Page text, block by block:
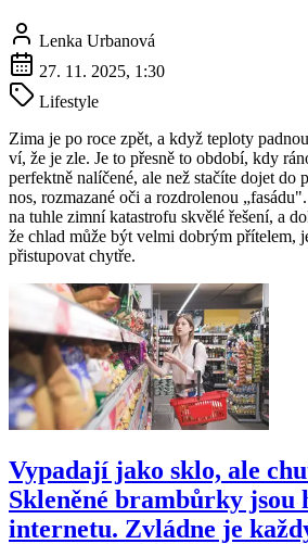
Lenka Urbanová
27. 11. 2025, 1:30
Lifestyle
Zima je po roce zpět, a když teploty
ví, že je zle. Je to přesně to období, kdy
perfektně nalíčené, ale než stačíte dojet do
nos, rozmazané oči a rozdrolenou
na tuhle zimní katastrofu skvělé řešení, a
že chlad může být velmi dobrým přítelem,
přistupovat chytře.
Vypadají jako sklo, ale
Skleněné brambůrky jsou
internetu. Zvládne je